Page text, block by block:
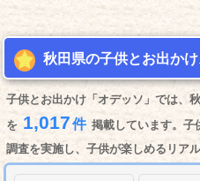
秋田県の子供とお出か
子供とお出かけ「オデッソ」では、
を 1,017件 掲載しています。子
調査を実施し、子供が楽しめるリア